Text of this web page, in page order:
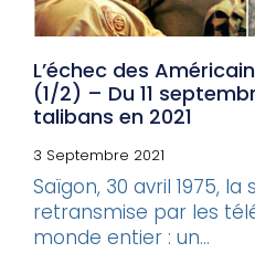
L’échec des
(1/2) – Du 11
talibans en 2021
3 Septembre 2021
Saïgon, 30 avril 1975,
retransmise par les
monde entier : un...